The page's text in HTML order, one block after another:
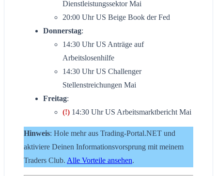
Dienstleistungssektor Mai
20:00 Uhr US Beige Book der Fed
Donnerstag:
14:30 Uhr US Anträge auf
Arbeitslosenhilfe
14:30 Uhr US Challenger
Stellenstreichungen Mai
Freitag:
(!) 14:30 Uhr US Arbeitsmarktbericht Mai
Hinweis: Hole mehr aus Trading-Portal.NET und
aktiviere Deinen Informationsvorsprung mit meinem
Traders Club. Alle Vorteile ansehen.